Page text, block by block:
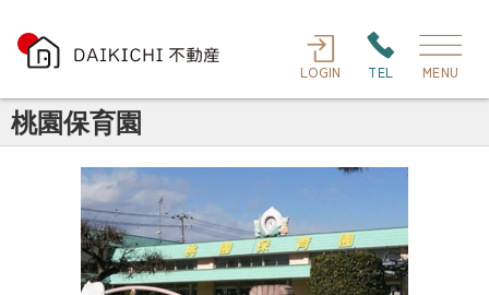
LOGIN TEL MENU
桃園保育園